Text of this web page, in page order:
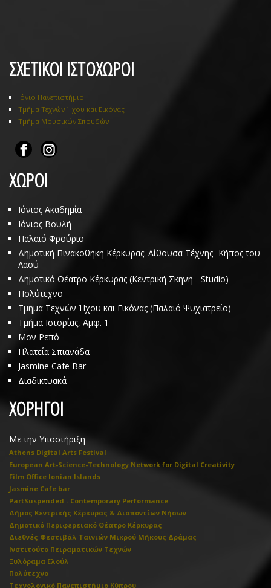
ΣΧΕΤΙΚΟΙ ΙΣΤΟΧΩΡΟΙ
Ιόνιο Πανεπιστήμιο
Τμήμα Τεχνών Ήχου και Εικόνας
Τμήμα Μουσικών Σπουδών
ΧΩΡΟΙ
Ιόνιος Ακαδημία
Ιόνιος Βουλή
Παλαιό Φρούριο
Δημοτική Πινακοθήκη Κέρκυρας: Αίθουσα Τέχνης- Κήπος του
Λαού
Δημοτικό Θέατρο Κέρκυρας (Κεντρική Σκηνή - Studio)
Πολύτεχνο
Τμήμα Τεχνών Ήχου και Εικόνας (Παλαιό Ψυχιατρείο)
Τμήμα Ιστορίας, Αμφ. 1
Μον Ρεπό
Πλατεία Σπιανάδα
Jasmine Cafe Bar
Διαδικτυακά
ΧΟΡΗΓΟΙ
Με την Υποστήριξη
Athens Digital Arts Festival
European Art-Science-Technology Network for Digital Creativity
Film Office Ionian Islands
Jasmine Cafe bar
PartSuspended - Contemporary Performance
Δήμος Κεντρικής Κέρκυρας & Διαποντίων Νήσων
Δημοτικό Περιφερειακό Θέατρο Κέρκυρας
Διεθνές Φεστιβάλ Ταινιών Μικρού Μήκους Δράμας
Ινστιτούτο Πειραματικών Τεχνών
Ξυλόραμα Ελούλ
Πολύτεχνο
Τεχνολογικό Πανεπιστήμιο Κύπρου